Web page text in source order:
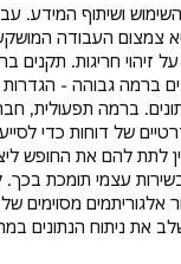
צמצום העבודה
זיהוי חריגות. תקנים
ברמה גבוהה - הגדרות
ברמה תפעולית,
של דוחות כדי לסייע
לתת להם את החופש
עצמי תומכת
מסוימים
את ניתוח הנתונים